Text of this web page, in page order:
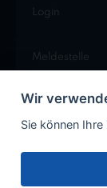
Login
Meldestelle
Cookie
Wir
Sie können